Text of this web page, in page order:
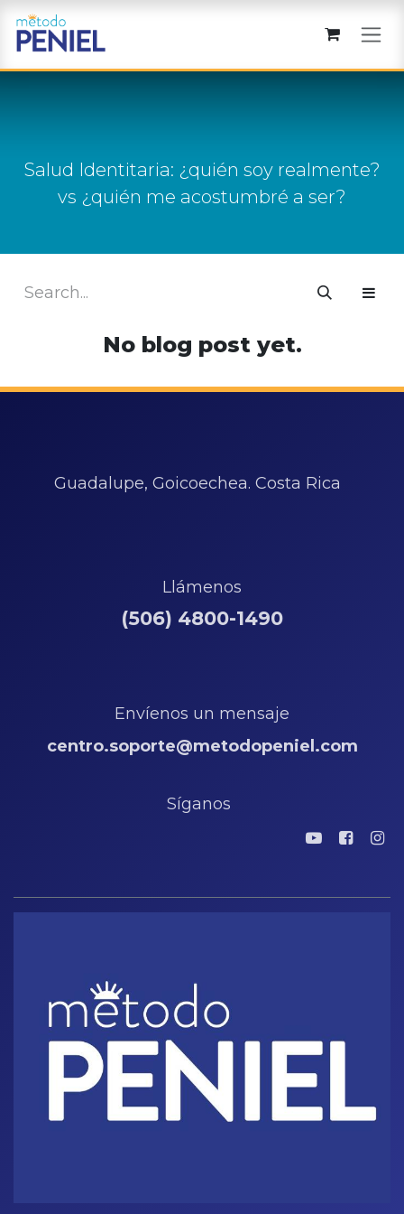
Skip to Content
Salud Identitaria: ¿quién soy realmente?
vs ¿quién me acostumbré a ser?
No blog post yet.
Guadalupe, Goicoechea. Costa Rica
Llámenos
(506) 4800-1490
Envíenos un mensaje
centro.soporte@metodopeniel.com
Síganos